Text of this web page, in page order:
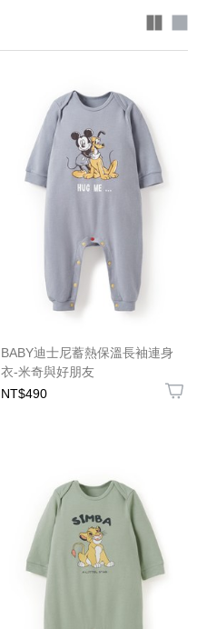
BABY迪士尼蓄熱保溫長袖連身
衣-米奇與好朋友
NT$490